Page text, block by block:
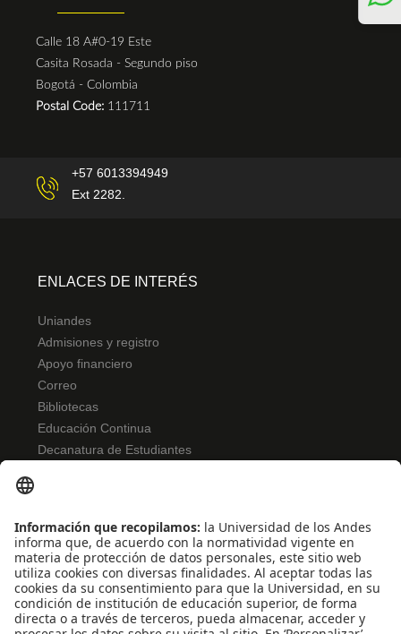
Calle 18 A#0-19 Este
Casita Rosada - Segundo piso
Bogotá - Colombia
Postal Code: 111711
+57 6013394949
Ext 2282.
ENLACES DE INTERÉS
Uniandes
Admisiones y registro
Apoyo financiero
Correo
Bibliotecas
Educación Continua
Decanatura de Estudiantes
NORMATIVIDAD
Reglamento de estudiantes
Bienestar
Uso de datos Personales
Convivencia y transparencia